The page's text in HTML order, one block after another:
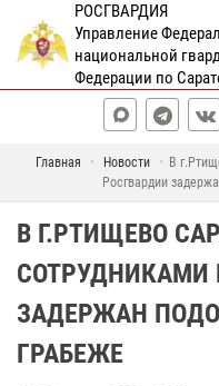
РОСГВАРДИЯ
Управление
национальной
Федерации по
Главная Новости
В
Росгвардии
В Г.РТИЩЕВО
СОТРУДНИКАМИ
ЗАДЕРЖАН
ГРАБЕЖЕ